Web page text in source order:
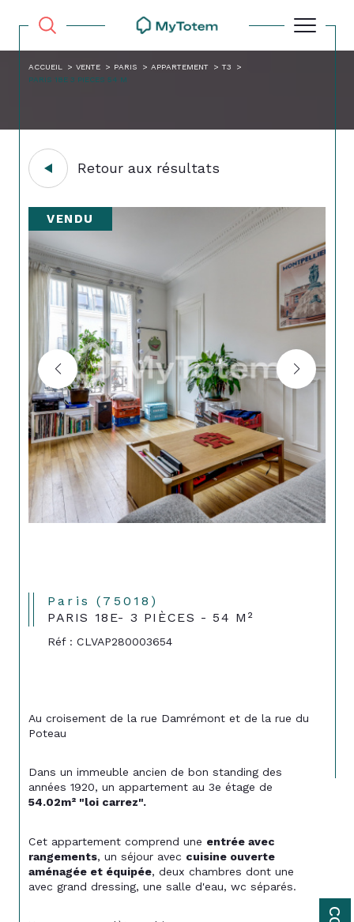
ACCUEIL VENTE PARIS APPARTEMENT
T3
PARIS 18E 3 PIECES 54 M
Retour aux résultats
VENDU
Paris (75018)
PARIS 18E- 3 PIÈCES - 54 M²
Réf : CLVAP280003654
Au croisement de la rue Damrémont et de la rue du
Poteau
Dans un immeuble ancien de bon standing des
années 1920, un appartement au 3e étage de
54.02m² "loi carrez".
Cet appartement comprend une entrée avec
rangements, un séjour avec cuisine ouverte
aménagée et équipée, deux chambres dont une
avec grand dressing, une salle d'eau, wc séparés.